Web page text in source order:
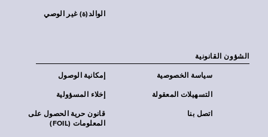
الوالد(ة) غير الوصي
الشؤون القانونية
إمكانية الوصول سياسة الخصوصية
إخلاء المسؤولية التسهيلات المعقولة
قانون حرية الحصول على
المعلومات (FOIL)
اتصل بنا